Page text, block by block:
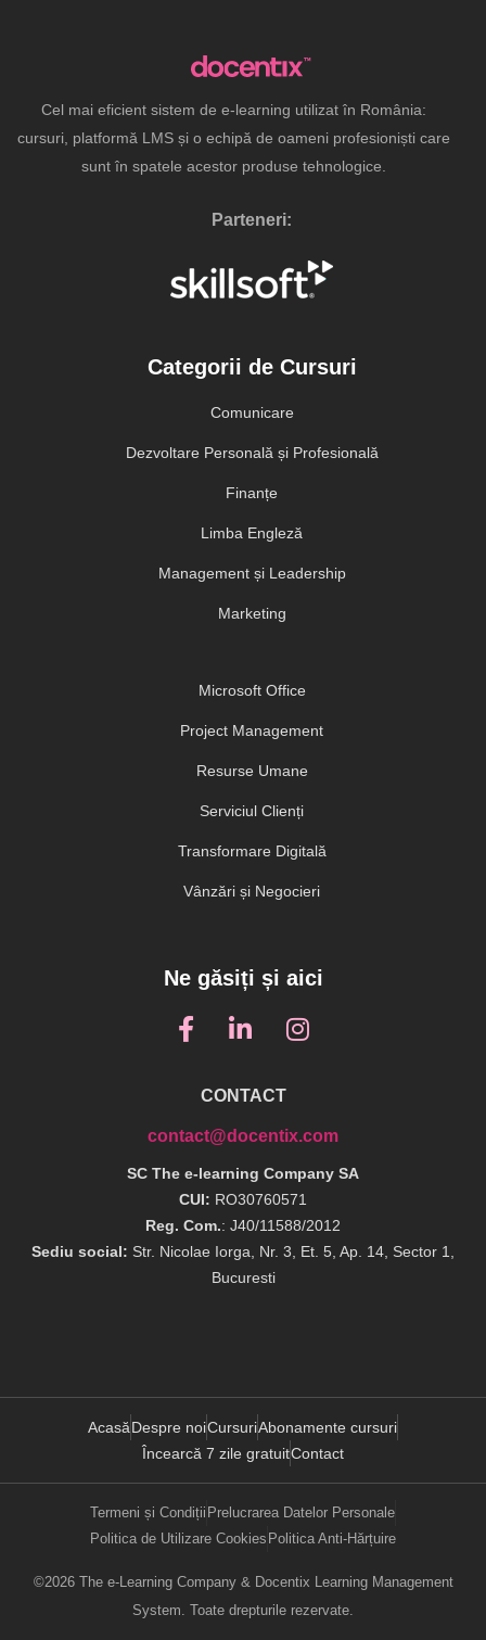
Cel mai eficient sistem de e-learning utilizat în România:
cursuri, platformă LMS și o echipă de oameni profesioniști care
sunt în spatele acestor produse tehnologice.
Parteneri:
Categorii de Cursuri
Comunicare
Dezvoltare Personală și Profesională
Finanțe
Limba Engleză
Management și Leadership
Marketing
Microsoft Office
Project Management
Resurse Umane
Serviciul Clienți
Transformare Digitală
Vânzări și Negocieri
Ne găsiți și aici
CONTACT
contact@docentix.com
SC The e-learning Company SA
CUI: RO30760571
Reg. Com.: J40/11588/2012
Sediu social: Str. Nicolae Iorga, Nr. 3, Et. 5, Ap. 14, Sector 1,
Bucuresti
AcasăDespre noiCursuriAbonamente cursuri
Încearcă 7 zile gratuitContact
Termeni și Condiții Prelucrarea Datelor Personale
Politica de Utilizare Cookies Politica Anti-Hărțuire
©2026 The e-Learning Company & Docentix Learning Management
System. Toate drepturile rezervate.